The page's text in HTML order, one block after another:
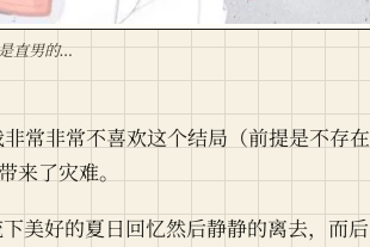
直男的…
常非常不喜欢这个结局（前提是不存在
来了灾难。
美好的夏日回忆然后静静的离去，而后